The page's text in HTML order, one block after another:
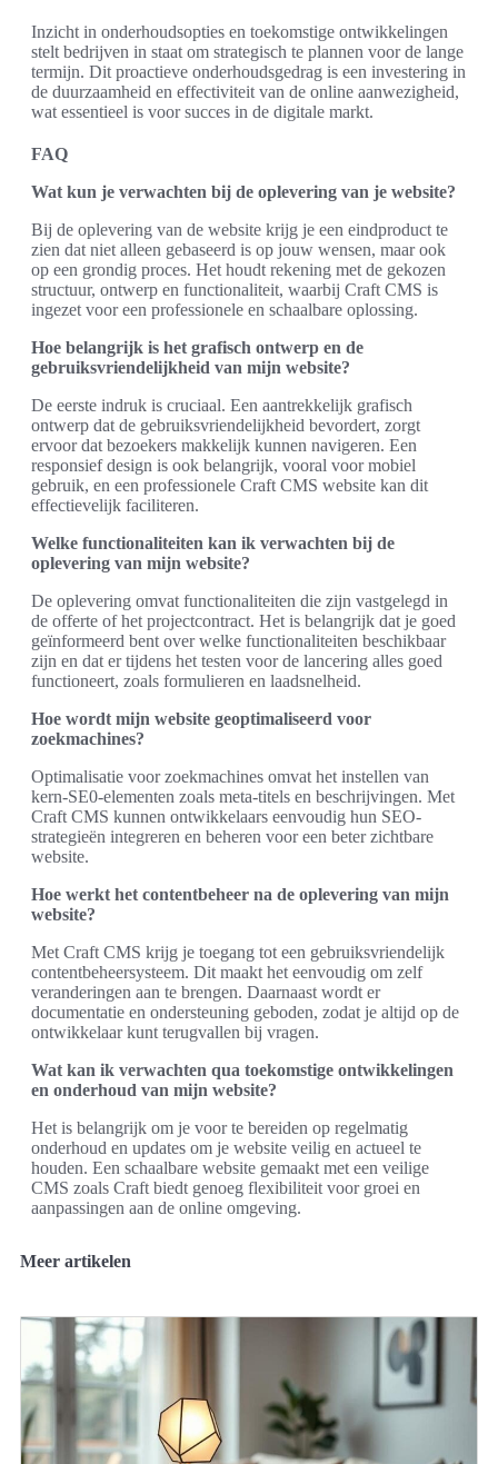
Inzicht in onderhoudsopties en toekomstige ontwikkelingen
stelt bedrijven in staat om strategisch te plannen voor de lange
termijn. Dit proactieve onderhoudsgedrag is een investering in
de duurzaamheid en effectiviteit van de online aanwezigheid,
wat essentieel is voor succes in de digitale markt.
FAQ
Wat kun je verwachten bij de oplevering van je website?
Bij de oplevering van de website krijg je een eindproduct te
zien dat niet alleen gebaseerd is op jouw wensen, maar ook
op een grondig proces. Het houdt rekening met de gekozen
structuur, ontwerp en functionaliteit, waarbij Craft CMS is
ingezet voor een professionele en schaalbare oplossing.
Hoe belangrijk is het grafisch ontwerp en de
gebruiksvriendelijkheid van mijn website?
De eerste indruk is cruciaal. Een aantrekkelijk grafisch
ontwerp dat de gebruiksvriendelijkheid bevordert, zorgt
ervoor dat bezoekers makkelijk kunnen navigeren. Een
responsief design is ook belangrijk, vooral voor mobiel
gebruik, en een professionele Craft CMS website kan dit
effectievelijk faciliteren.
Welke functionaliteiten kan ik verwachten bij de
oplevering van mijn website?
De oplevering omvat functionaliteiten die zijn vastgelegd in
de offerte of het projectcontract. Het is belangrijk dat je goed
geïnformeerd bent over welke functionaliteiten beschikbaar
zijn en dat er tijdens het testen voor de lancering alles goed
functioneert, zoals formulieren en laadsnelheid.
Hoe wordt mijn website geoptimaliseerd voor
zoekmachines?
Optimalisatie voor zoekmachines omvat het instellen van
kern-SE0-elementen zoals meta-titels en beschrijvingen. Met
Craft CMS kunnen ontwikkelaars eenvoudig hun SEO-
strategieën integreren en beheren voor een beter zichtbare
website.
Hoe werkt het contentbeheer na de oplevering van mijn
website?
Met Craft CMS krijg je toegang tot een gebruiksvriendelijk
contentbeheersysteem. Dit maakt het eenvoudig om zelf
veranderingen aan te brengen. Daarnaast wordt er
documentatie en ondersteuning geboden, zodat je altijd op de
ontwikkelaar kunt terugvallen bij vragen.
Wat kan ik verwachten qua toekomstige ontwikkelingen
en onderhoud van mijn website?
Het is belangrijk om je voor te bereiden op regelmatig
onderhoud en updates om je website veilig en actueel te
houden. Een schaalbare website gemaakt met een veilige
CMS zoals Craft biedt genoeg flexibiliteit voor groei en
aanpassingen aan de online omgeving.
Meer artikelen